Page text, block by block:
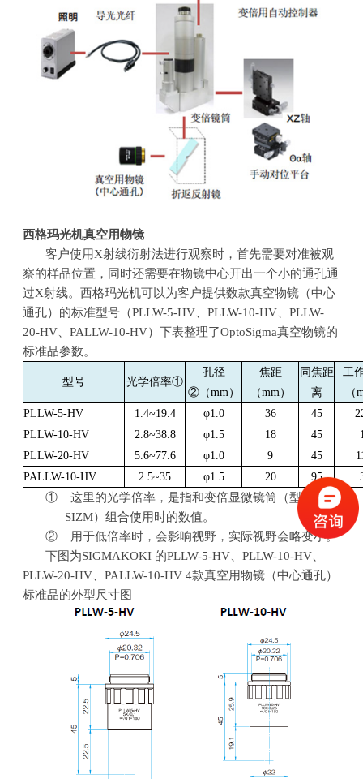
西格玛光机真空用物镜
客户使用X射线衍射法进行观察时，首先需要对准被观
察的样品位置，同时还需要在物镜中心开出一个小的通孔通
过X射线。西格玛光机可以为客户提供数款真空物镜（中心
通孔）的标准型号（PLLW-5-HV、PLLW-10-HV 、PLLW-
20-HV 、PALLW-10-HV）下表整理了OptoSigma真空物镜的
标准品参数。
型号 光学倍率①
孔径
②（mm ）
焦距
（mm ）
同焦距
离
工
（
PLLW-5-HV
1.4~19.4 φ1.0 36 45
PLLW-10-HV
2.8~38.8 φ1.5 18 45
PLLW-20-HV
5.6~77.6 φ1.0 9 45
PALLW-10-HV
2.5~35 φ1.5 20 95
① 这里的光学倍率，是指和变倍显微镜筒（型号：
SIZM）组合使用时的数值。
② 用于低倍率时，会影响视野，实际视野会略变小。
下图为SIGMAKOKI 的PLLW-5-HV 、PLLW-10-HV
PLLW-20-HV 、PALLW-10-HV 4款真空用物镜（中心通孔）
标准品的外型尺寸图